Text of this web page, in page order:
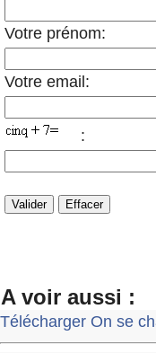
Votre prénom:
Votre email:
:
A voir aussi :
Télécharger On se